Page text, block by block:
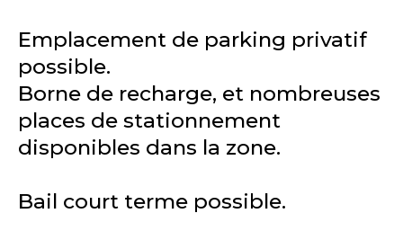
Emplacement de parking privatif
possible.
Borne de recharge, et nombreuses
places de stationnement
disponibles dans la zone.
Bail court terme possible.